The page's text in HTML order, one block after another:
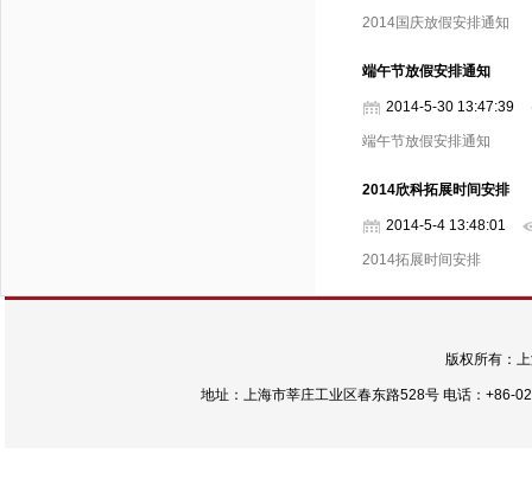
2014国庆放假安排通知
端午节放假安排通知
2014-5-30 13:47:39
端午节放假安排通知
2014欣科拓展时间安排
2014-5-4 13:48:01
2014拓展时间安排
版权所有：
地址：上海市莘庄工业区春东路528号 电话：+86-